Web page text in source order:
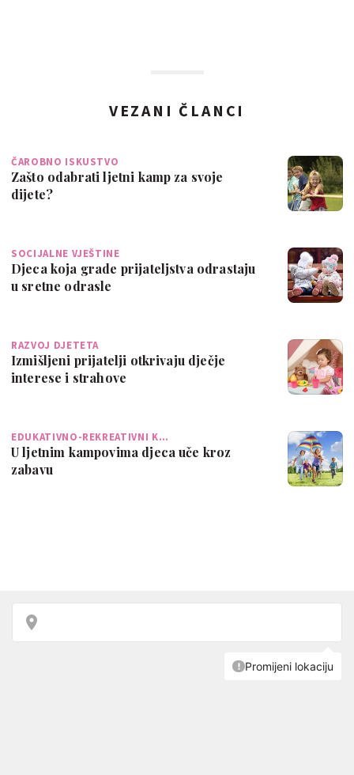
VEZANI ČLANCI
ČAROBNO ISKUSTVO
Zašto odabrati ljetni kamp za svoje
dijete?
SOCIJALNE VJEŠTINE
Djeca koja grade prijateljstva odrastaju
u sretne odrasle
RAZVOJ DJETETA
Izmišljeni prijatelji otkrivaju dječje
interese i strahove
EDUKATIVNO-REKREATIVNI K…
U ljetnim kampovima djeca uče kroz
zabavu